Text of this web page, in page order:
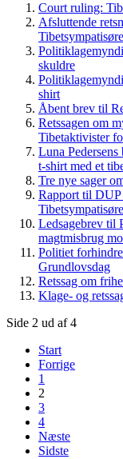
Court ruling:
Afsluttende
skuldre
shirt
Åbent brev til
Retssagen om
Tibetaktivister
Luna
t-shirt med et
Tre nye sager
Rapport til DUP
Ledsagebrev til
magtmisbrug
Politiet
Grundlovsdag
Retssag om
Klage- og
Side 2 ud af 4
Start
Forrige
1
2
3
4
Næste
Sidste